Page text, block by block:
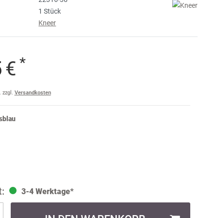
1 Stück
Kneer
€ *
zzgl. Versandkosten
3-4 Werktage*